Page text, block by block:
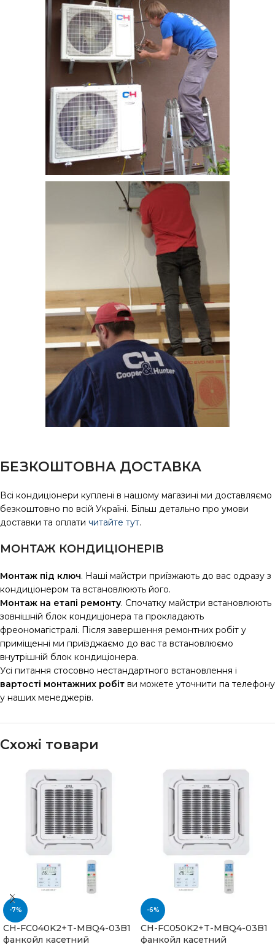
БЕЗКОШТОВНА ДОСТАВКА
Всі кондиціонери куплені в нашому магазині ми доставляємо
безкоштовно по всій Україні. Більш детально про умови
доставки та оплати читайте тут.
МОНТАЖ КОНДИЦІОНЕРІВ
Монтаж під ключ. Наші майстри приїзжають до вас одразу з
кондиціонером та встановлюють його.
Монтаж на етапі ремонту. Спочатку майстри встановлюють
зовнішній блок кондиціонера та прокладають
фреономагістралі. Після завершення ремонтних робіт у
приміщенні ми приїзджаємо до вас та встановлюємо
внутрішній блок кондиціонера.
Усі питання стосовно нестандартного встановлення і
вартості монтажних робіт ви можете уточнити па телефону
у наших менеджерів.
Схожі товари
-7%
CH-FC040K2+T-MBQ4-03B1
фанкойл касетний
-6%
CH-FC050K2+T-MBQ4-03B1
фанкойл касетний